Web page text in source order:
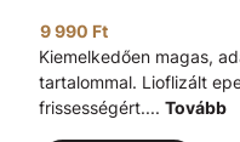
9 990 Ft
Kiemelkedően magas,
tartalommal. Lioflizált
frissességért.... Tovább